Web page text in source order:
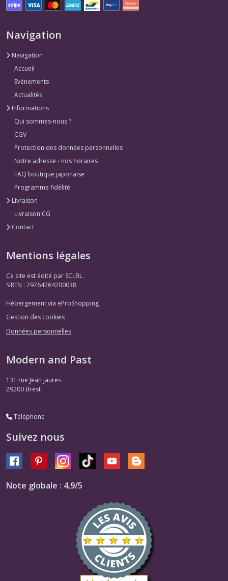
Navigation
Navigation
Accueil
Evénements
Actualités
Informations
Qui sommes-nous ?
CGV
Protection des données personnelles
Notre adresse - nos horaires
FAQ boutique japonaise
Programme fidélité
Livraison
Livraison CG
Contact
Mentions légales
Ce site est édité par SCLBL.
SIREN : 79764264200038
Hébergement via eProShopping
Gestion des cookies
Données personnelles
Modern and Past
131 rue Jean Jaures
29200 Brest
Téléphone
Suivez nous
Note globale : 4,9/5